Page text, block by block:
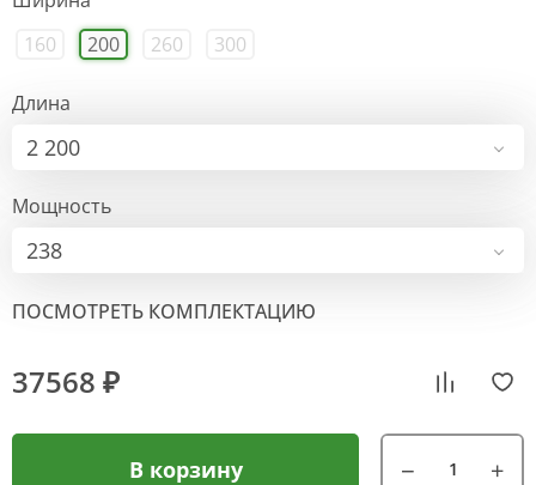
160
200 260 300
Длина
2 200
Мощность
238
ПОСМОТРЕТЬ КОМПЛЕКТАЦИЮ
37568 ₽
В корзину